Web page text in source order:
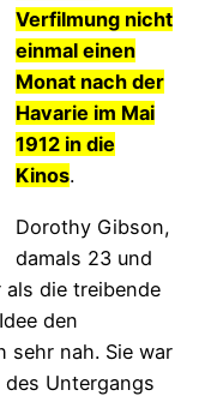
Verfilmung nicht
einmal einen
Monat nach der
Havarie im Mai
1912 in die
Kinos.
Dorothy Gibson,
damals 23 und
als die treibende
den
sehr nah. Sie war
Untergangs